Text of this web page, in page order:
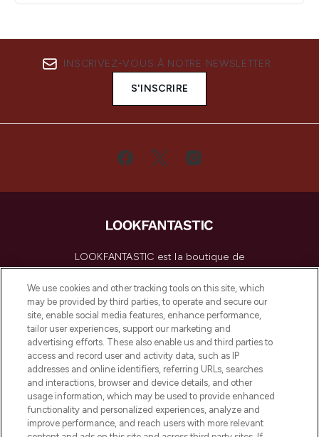
INSCRIVEZ-VOUS À NOTRE NEWSLETTER
S'INSCRIRE
LOOKFANTASTIC est la boutique de
beauté incontournable en Europe,
proposant les meilleurs produits de soins
de la peau, des cheveux et de maquillage
de plus de 200 marques prestigieuses.
Faites vos achats en ligne ou via
l’application, avec la livraison offerte dès
55€ d'achat.
Consentement aux cookies
Do Not Sell or Share My Personal
Information
We use cookies and other tracking tools on this site, which
may be provided by third parties, to operate and secure our
site, enable social media features, enhance performance,
tailor user experiences, support our marketing and
advertising efforts. These also enable us and third parties to
access and record user and activity data, such as IP
addresses and online identifiers, referring URLs, searches
and interactions, browser and device details, and other
usage information, which may be used to provide enhanced
functionality and personalized experiences, analyze and
improve performance, and reach users with more relevant